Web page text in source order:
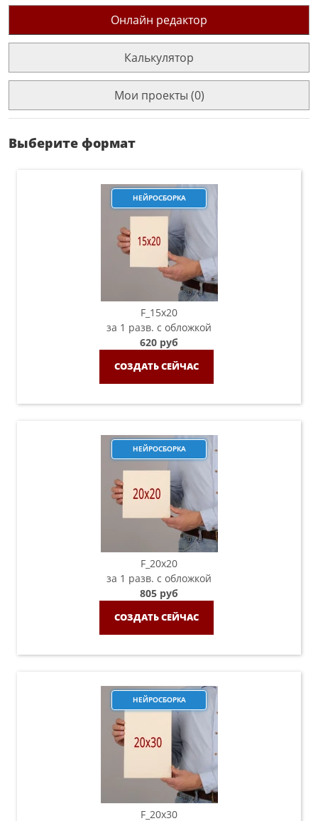
Онлайн редактор
Калькулятор
Мои проекты (0)
Выберите формат
НЕЙРОСБОРКА
F_15х20
за 1 разв. с обложкой
620 руб
СОЗДАТЬ СЕЙЧАС
НЕЙРОСБОРКА
F_20х20
за 1 разв. с обложкой
805 руб
СОЗДАТЬ СЕЙЧАС
НЕЙРОСБОРКА
F_20х30